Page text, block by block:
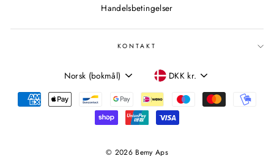
Handelsbetingelser
KONTAKT
SPROG
Norsk (bokmål) VALUTA
DKK kr.
© 2026 Bemy Aps